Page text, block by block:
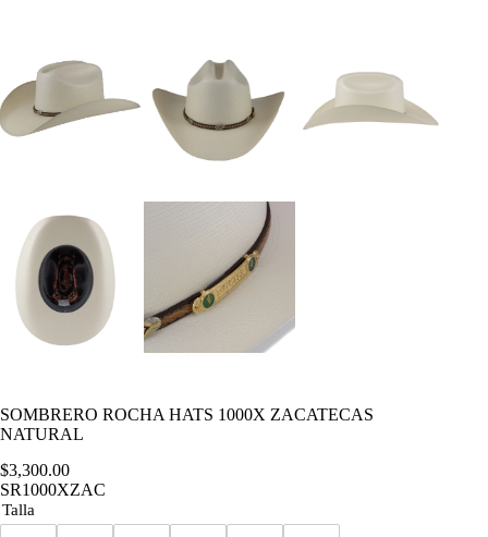
SOMBRERO ROCHA HATS 1000X ZACATECAS
NATURAL
$3,300.00
SR1000XZAC
Talla